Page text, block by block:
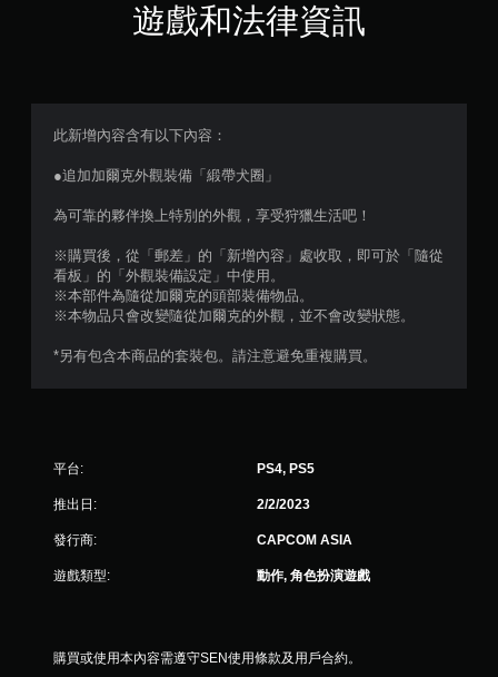
遊戲和法律資訊
此新增內容含有以下內容：
●追加加爾克外觀裝備「緞帶犬圈」
為可靠的夥伴換上特別的外觀，享受狩獵生活吧！
※購買後，從「郵差」的「新增內容」處收取，即可於「隨從
看板」的「外觀裝備設定」中使用。
※本部件為隨從加爾克的頭部裝備物品。
※本物品只會改變隨從加爾克的外觀，並不會改變狀態。
*另有包含本商品的套裝包。請注意避免重複購買。
平台: PS4, PS5
推出日: 2/2/2023
發行商: CAPCOM ASIA
遊戲類型: 動作, 角色扮演遊戲
購買或使用本內容需遵守SEN使用條款及用戶合約。